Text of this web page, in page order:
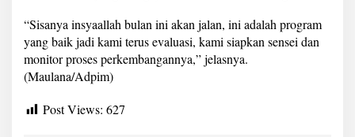
“Sisanya insyaallah bulan ini akan jalan, ini adalah program
yang baik jadi kami terus evaluasi, kami siapkan sensei dan
monitor proses perkembangannya,” jelasnya.
(Maulana/Adpim)
Post Views: 627